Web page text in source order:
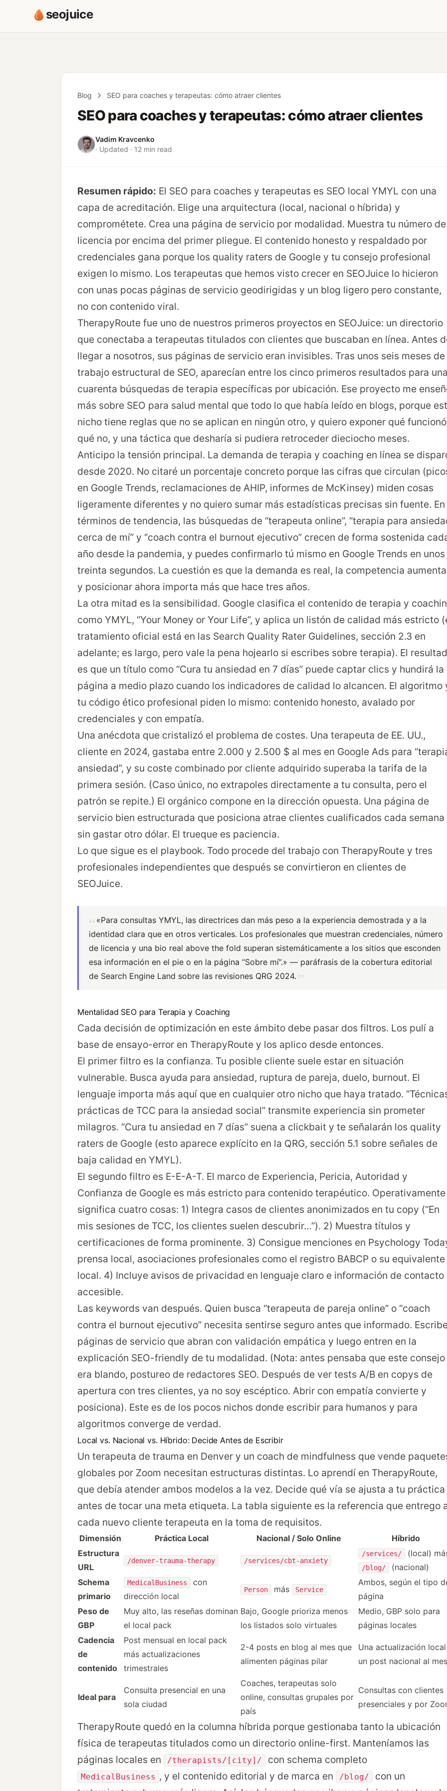
seojuice
Blog SEO para coaches y terapeutas: cómo atraer clientes
SEO para coaches y terapeutas: cómo atraer clientes
Vadim Kravcenko
· Updated · 12 min read
Resumen rápido: El SEO para coaches y terapeutas es SEO local YMYL con una
capa de acreditación. Elige una arquitectura (local, nacional o híbrida) y
comprométete. Crea una página de servicio por modalidad. Muestra tu número de
licencia por encima del primer pliegue. El contenido honesto y respaldado por
credenciales gana porque los quality raters de Google y tu consejo profesional
exigen lo mismo. Los terapeutas que hemos visto crecer en SEOJuice lo hicieron
con unas pocas páginas de servicio geodirigidas y un blog ligero pero constante,
no con contenido viral.
TherapyRoute fue uno de nuestros primeros proyectos en SEOJuice: un directorio
que conectaba a terapeutas titulados con clientes que buscaban en línea. Antes
llegar a nosotros, sus páginas de servicio eran invisibles. Tras unos seis meses de
trabajo estructural de SEO, aparecían entre los cinco primeros resultados para
cuarenta búsquedas de terapia específicas por ubicación. Ese proyecto me
más sobre SEO para salud mental que todo lo que había leído en blogs, porque
nicho tiene reglas que no se aplican en ningún otro, y quiero exponer qué
qué no, y una táctica que desharía si pudiera retroceder dieciocho meses.
Anticipo la tensión principal. La demanda de terapia y coaching en línea se
desde 2020. No citaré un porcentaje concreto porque las cifras que circulan
en Google Trends, reclamaciones de AHIP, informes de McKinsey) miden cosas
ligeramente diferentes y no quiero sumar más estadísticas precisas sin fuente. En
términos de tendencia, las búsquedas de “terapeuta online”, “terapia para
cerca de mí” y “coach contra el burnout ejecutivo” crecen de forma sostenida
año desde la pandemia, y puedes confirmarlo tú mismo en Google Trends en unos
treinta segundos. La cuestión es que la demanda es real, la competencia aumenta
y posicionar ahora importa más que hace tres años.
La otra mitad es la sensibilidad. Google clasifica el contenido de terapia y
como YMYL, “Your Money or Your Life”, y aplica un listón de calidad más estricto
tratamiento oficial está en las Search Quality Rater Guidelines, sección 2.3 en
adelante; es largo, pero vale la pena hojearlo si escribes sobre terapia). El
es que un título como “Cura tu ansiedad en 7 días” puede captar clics y hundirá la
página a medio plazo cuando los indicadores de calidad lo alcancen. El algoritmo
tu código ético profesional piden lo mismo: contenido honesto, avalado por
credenciales y con empatía.
Una anécdota que cristalizó el problema de costes. Una terapeuta de EE. UU.,
cliente en 2024, gastaba entre 2.000 y 2.500 $ al mes en Google Ads para
ansiedad”, y su coste combinado por cliente adquirido superaba la tarifa de la
primera sesión. (Caso único, no extrapoles directamente a tu consulta, pero el
patrón se repite.) El orgánico compone en la dirección opuesta. Una página de
servicio bien estructurada que posiciona atrae clientes cualificados cada semana
sin gastar otro dólar. El trueque es paciencia.
Lo que sigue es el playbook. Todo procede del trabajo con TherapyRoute y tres
profesionales independientes que después se convirtieron en clientes de
SEOJuice.
«Para consultas YMYL, las directrices dan más peso a la experiencia demostrada y a la
identidad clara que en otros verticales. Los profesionales que muestran credenciales, número
de licencia y una bio real above the fold superan sistemáticamente a los sitios que esconden
esa información en el pie o en la página “Sobre mí”.» — paráfrasis de la cobertura editorial
de Search Engine Land sobre las revisiones QRG 2024.
Mentalidad SEO para Terapia y Coaching
Cada decisión de optimización en este ámbito debe pasar dos filtros. Los pulí a
base de ensayo-error en TherapyRoute y los aplico desde entonces.
El primer filtro es la confianza. Tu posible cliente suele estar en situación
vulnerable. Busca ayuda para ansiedad, ruptura de pareja, duelo, burnout. El
lenguaje importa más aquí que en cualquier otro nicho que haya tratado.
prácticas de TCC para la ansiedad social” transmite experiencia sin prometer
milagros. “Cura tu ansiedad en 7 días” suena a clickbait y te señalarán los quality
raters de Google (esto aparece explícito en la QRG, sección 5.1 sobre señales de
baja calidad en YMYL).
El segundo filtro es E-E-A-T. El marco de Experiencia, Pericia, Autoridad y
Confianza de Google es más estricto para contenido terapéutico. Operativamente
significa cuatro cosas: 1) Integra casos de clientes anonimizados en tu copy (“En
mis sesiones de TCC, los clientes suelen descubrir…”). 2) Muestra títulos y
certificaciones de forma prominente. 3) Consigue menciones en Psychology
prensa local, asociaciones profesionales como el registro BABCP o su equivalente
local. 4) Incluye avisos de privacidad en lenguaje claro e información de contacto
accesible.
Las keywords van después. Quien busca “terapeuta de pareja online” o “coach
contra el burnout ejecutivo” necesita sentirse seguro antes que informado.
páginas de servicio que abran con validación empática y luego entren en la
explicación SEO-friendly de tu modalidad. (Nota: antes pensaba que este consejo
era blando, postureo de redactores SEO. Después de ver tests A/B en copys de
apertura con tres clientes, ya no soy escéptico. Abrir con empatía convierte y
posiciona). Este es de los pocos nichos donde escribir para humanos y para
algoritmos converge de verdad.
Local vs. Nacional vs. Híbrido: Decide Antes de Escribir
Un terapeuta de trauma en Denver y un coach de mindfulness que vende
globales por Zoom necesitan estructuras distintas. Lo aprendí en TherapyRoute,
que debía atender ambos modelos a la vez. Decide qué vía se ajusta a tu práctica
antes de tocar una meta etiqueta. La tabla siguiente es la referencia que entrego
cada nuevo cliente terapeuta en la toma de requisitos.
Dimensión Práctica Local Nacional / Solo Online
Híbrido
Estructura
URL
/denver-trauma-therapy /services/cbt-anxiety
/services/ (local)
/blog/
(nacional)
Schema
primario
MedicalBusiness
con
dirección local
Person más Service
Ambos, según el tipo
página
Peso de
GBP
Muy alto, las reseñas dominan
el local pack
Bajo, Google prioriza menos
los listados solo virtuales
Medio, GBP solo para
páginas locales
Cadencia
de
contenido
Post mensual en local pack
más actualizaciones
trimestrales
2-4 posts en blog al mes que
alimenten páginas pilar
Una actualización
un post nacional al mes
Ideal para
Consulta presencial en una
sola ciudad
Coaches, terapeutas solo
online, consultas grupales por
país
Consultas con clientes
presenciales y por
TherapyRoute quedó en la columna híbrida porque gestionaba tanto la ubicación
física de terapeutas titulados como un directorio online-first. Manteníamos las
páginas locales en
/therapists/[city]/ con schema completo
MedicalBusiness , y el contenido editorial y de marca en /blog/
con un